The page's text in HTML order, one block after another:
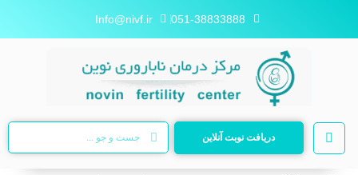
051-38833888
Info@nivf.ir
دریافت نوبت آنلاین